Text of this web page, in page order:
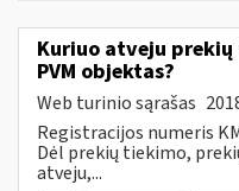
Kuriuo atveju
PVM objektas?
Web turinio sąrašas
Registracijos numeris
Dėl prekių tiekimo,
atveju,...